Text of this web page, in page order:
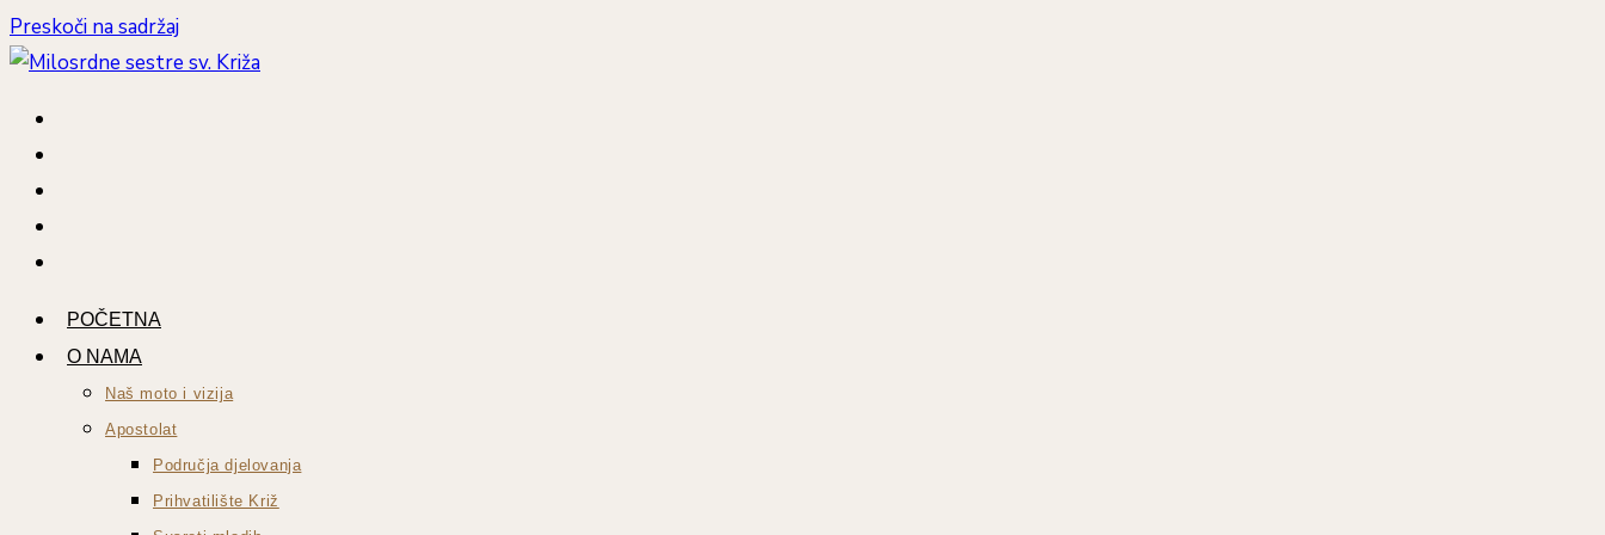
Preskoči na sadržaj
POČETNA
O NAMA
Naš moto i vizija
Apostolat
Područja djelovanja
Prihvatilište Križ